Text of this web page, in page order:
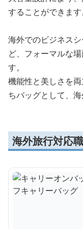
することができます
海外でのビジネス
ど、フォーマルな
す。
機能性と美しさを
ちバッグとして、
海外旅行対応